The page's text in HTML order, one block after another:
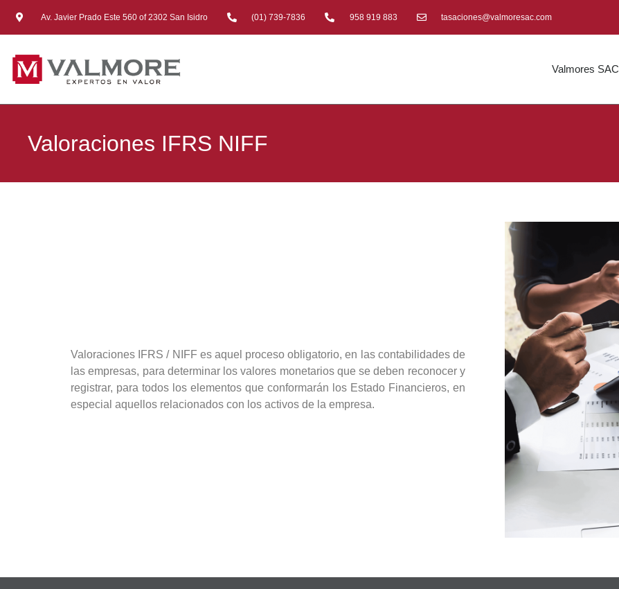
Av. Javier Prado Este 560 of 2302 San Isidro (01) 739-7836 958 919 883 tasaciones@valmoresac.com
Valmores SAC
Valoraciones IFRS NIFF
Valoraciones IFRS / NIFF es aquel proceso obligatorio, en las contabilidades de
las empresas, para determinar los valores monetarios que se deben reconocer y
registrar, para todos los elementos que conformarán los Estado Financieros, en
especial aquellos relacionados con los activos de la empresa.